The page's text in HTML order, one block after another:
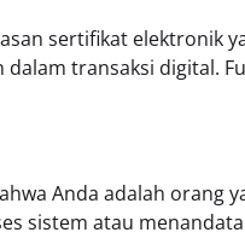
sertifikat elektronik
transaksi digital.
Anda adalah orang
sistem atau